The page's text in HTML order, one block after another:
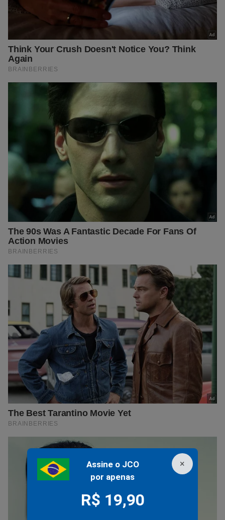
×
Assine o JCO
por apenas
R$ 19,90